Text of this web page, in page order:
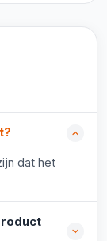
dat het